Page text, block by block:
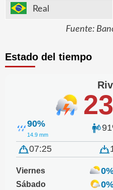
Real
Fuente:
Estado del tiempo
90%
14.9 mm
07:25
Viernes
Sábado